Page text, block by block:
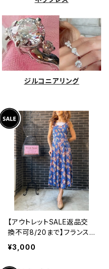
ジルコニアリング
【アウトレットSALE返品交
換不可8/20まで】フランス
製インポート・ロング丈マキ
シワンピース｜フレアAライ
¥3,000